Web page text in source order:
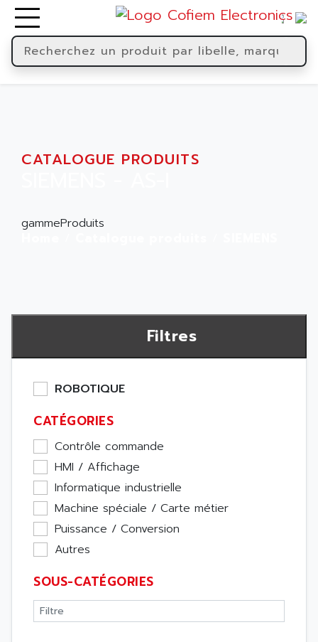
CATALOGUE PRODUITS
gammeProduits
Filtres
ROBOTIQUE
CATÉGORIES
Contrôle commande
HMI / Affichage
Informatique industrielle
Machine spéciale / Carte métier
Puissance / Conversion
Autres
SOUS-CATÉGORIES